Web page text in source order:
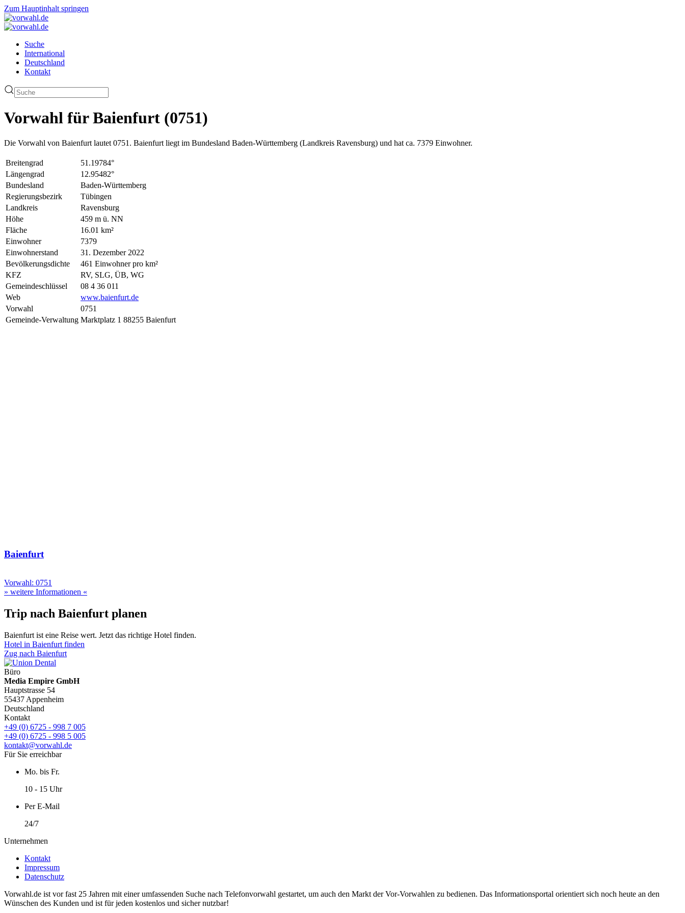
Zum Hauptinhalt springen
Suche
International
Deutschland
Kontakt
Vorwahl für Baienfurt (0751)
Die Vorwahl von Baienfurt lautet 0751. Baienfurt liegt im Bundesland Baden-Württemberg (Landkreis Ravensburg) und hat ca. 7379 Einwohner.
Breitengrad
51.19784°
Längengrad
12.95482°
Bundesland
Baden-Württemberg
Regierungsbezirk
Tübingen
Landkreis
Ravensburg
Höhe
459 m ü. NN
Fläche
16.01 km²
Einwohner
7379
Einwohnerstand
31. Dezember 2022
Bevölkerungsdichte
461 Einwohner pro km²
KFZ
RV, SLG, ÜB, WG
Gemeindeschlüssel
08 4 36 011
Web
www.baienfurt.de
Vorwahl
0751
Gemeinde-Verwaltung Marktplatz 1 88255 Baienfurt
Baienfurt
Vorwahl: 0751
» weitere Informationen «
Trip nach Baienfurt planen
Baienfurt ist eine Reise wert. Jetzt das richtige Hotel finden.
Hotel in Baienfurt finden
Zug nach Baienfurt
Büro
Media Empire GmbH
Hauptstrasse 54
55437 Appenheim
Deutschland
Kontakt
+49 (0) 6725 - 998 7 005
+49 (0) 6725 - 998 5 005
kontakt@vorwahl.de
Für Sie erreichbar
Mo. bis Fr.
10 - 15 Uhr
Per E-Mail
24/7
Unternehmen
Kontakt
Impressum
Datenschutz
Vorwahl.de ist vor fast 25 Jahren mit einer umfassenden Suche nach Telefonvorwahl gestartet, um auch den Markt der Vor-Vorwahlen zu bedienen. Das Informationsportal orientiert sich noch heute an den
Wünschen des Kunden und ist für jeden kostenlos und sicher nutzbar!